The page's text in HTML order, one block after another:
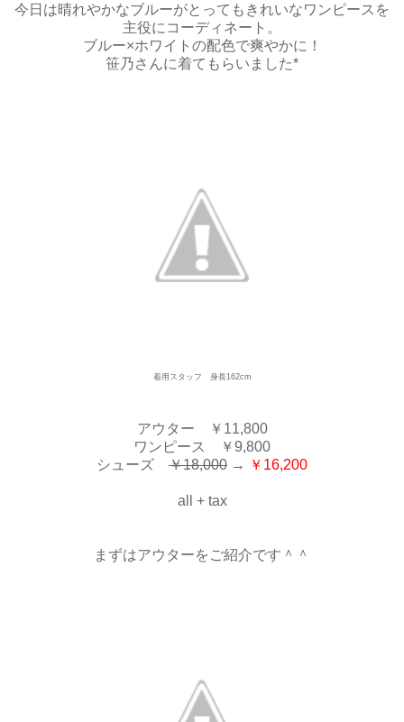
今日は晴れやかなブルーがとってもきれいなワンピースを
主役にコーディネート。
ブルー×ホワイトの配色で爽やかに！
笹乃さんに着てもらいました*
着用スタッフ 身長162cm
アウター ￥11,800
ワンピース ￥9,800
シューズ ￥18,000 → ￥16,200
all + tax
まずはアウターをご紹介です＾＾